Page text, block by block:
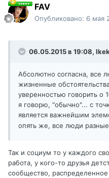
FAV
Опубликовано: 6 мая
06.05.2015 в 19:08,
Абсолютно согласна, все
жизненные
уверенностью говорить о
я говорю, "обычно"... с
является важнейшим
опять же, все люди
Так и социум то у каждого
работа, у кого-то друзья
сообщество,